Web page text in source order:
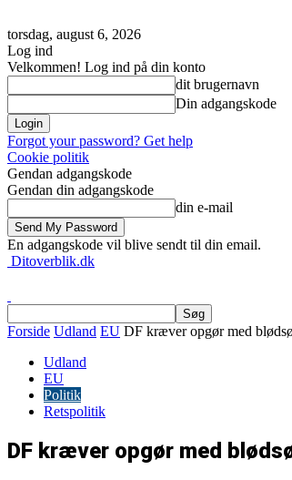
torsdag, august 6, 2026
Log ind
Velkommen! Log ind på din konto
dit brugernavn
Din adgangskode
Forgot your password? Get help
Cookie politik
Gendan adgangskode
Gendan din adgangskode
din e-mail
En adgangskode vil blive sendt til din email.
Ditoverblik.dk
Forside Udland EU DF kræver opgør med
Udland
EU
Politik
Retspolitik
DF kræver opgør med